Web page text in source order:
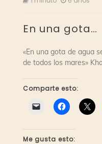
En una gota…
«En una gota de agua
de todos los mares»
Comparte esto:
Me gusta esto: